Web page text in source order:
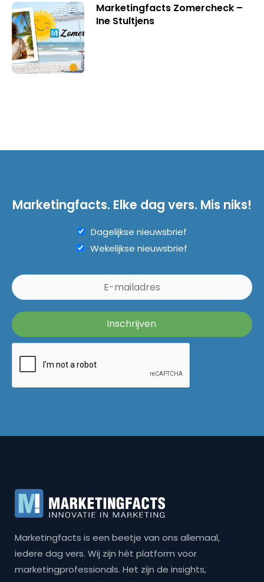
Marketingfacts Zomercheck –
Ine Stultjens
Marketingfacts. Elke dag vers. Mis niks!
Dagelijkse nieuwsbrief
Wekelijkse nieuwsbrief
Marketingfacts is een beetje van ons allemaal,
iedere dag vers. Wij zijn hét platform voor
marketingprofessionals. Het zijn de insights,